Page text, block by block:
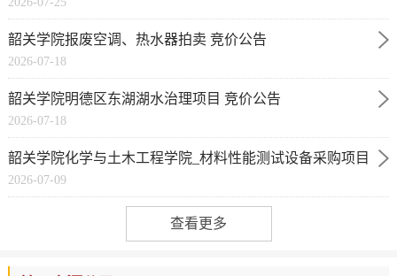
公告(JJ26072414...
韶关学院报废空调、热水器拍卖 竞价公告
(JJ26071818502596)
2026-07-18
韶关学院明德区东湖湖水治理项目 竞价公告
(JJ26071818174145)
2026-07-18
韶关学院化学与土木工程学院_材料性能测试设备采购项目
_99800 竞价公告(...
2026-07-09
查看更多